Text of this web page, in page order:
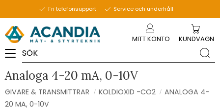
Fri telefonsupport Service och underhåll
MITT KONTO KUNDVAGN
Analoga 4-20 mA, 0-10V
GIVARE & TRANSMITTRAR KOLDIOXID -CO2
ANALOGA 4-
20 MA, 0-10V